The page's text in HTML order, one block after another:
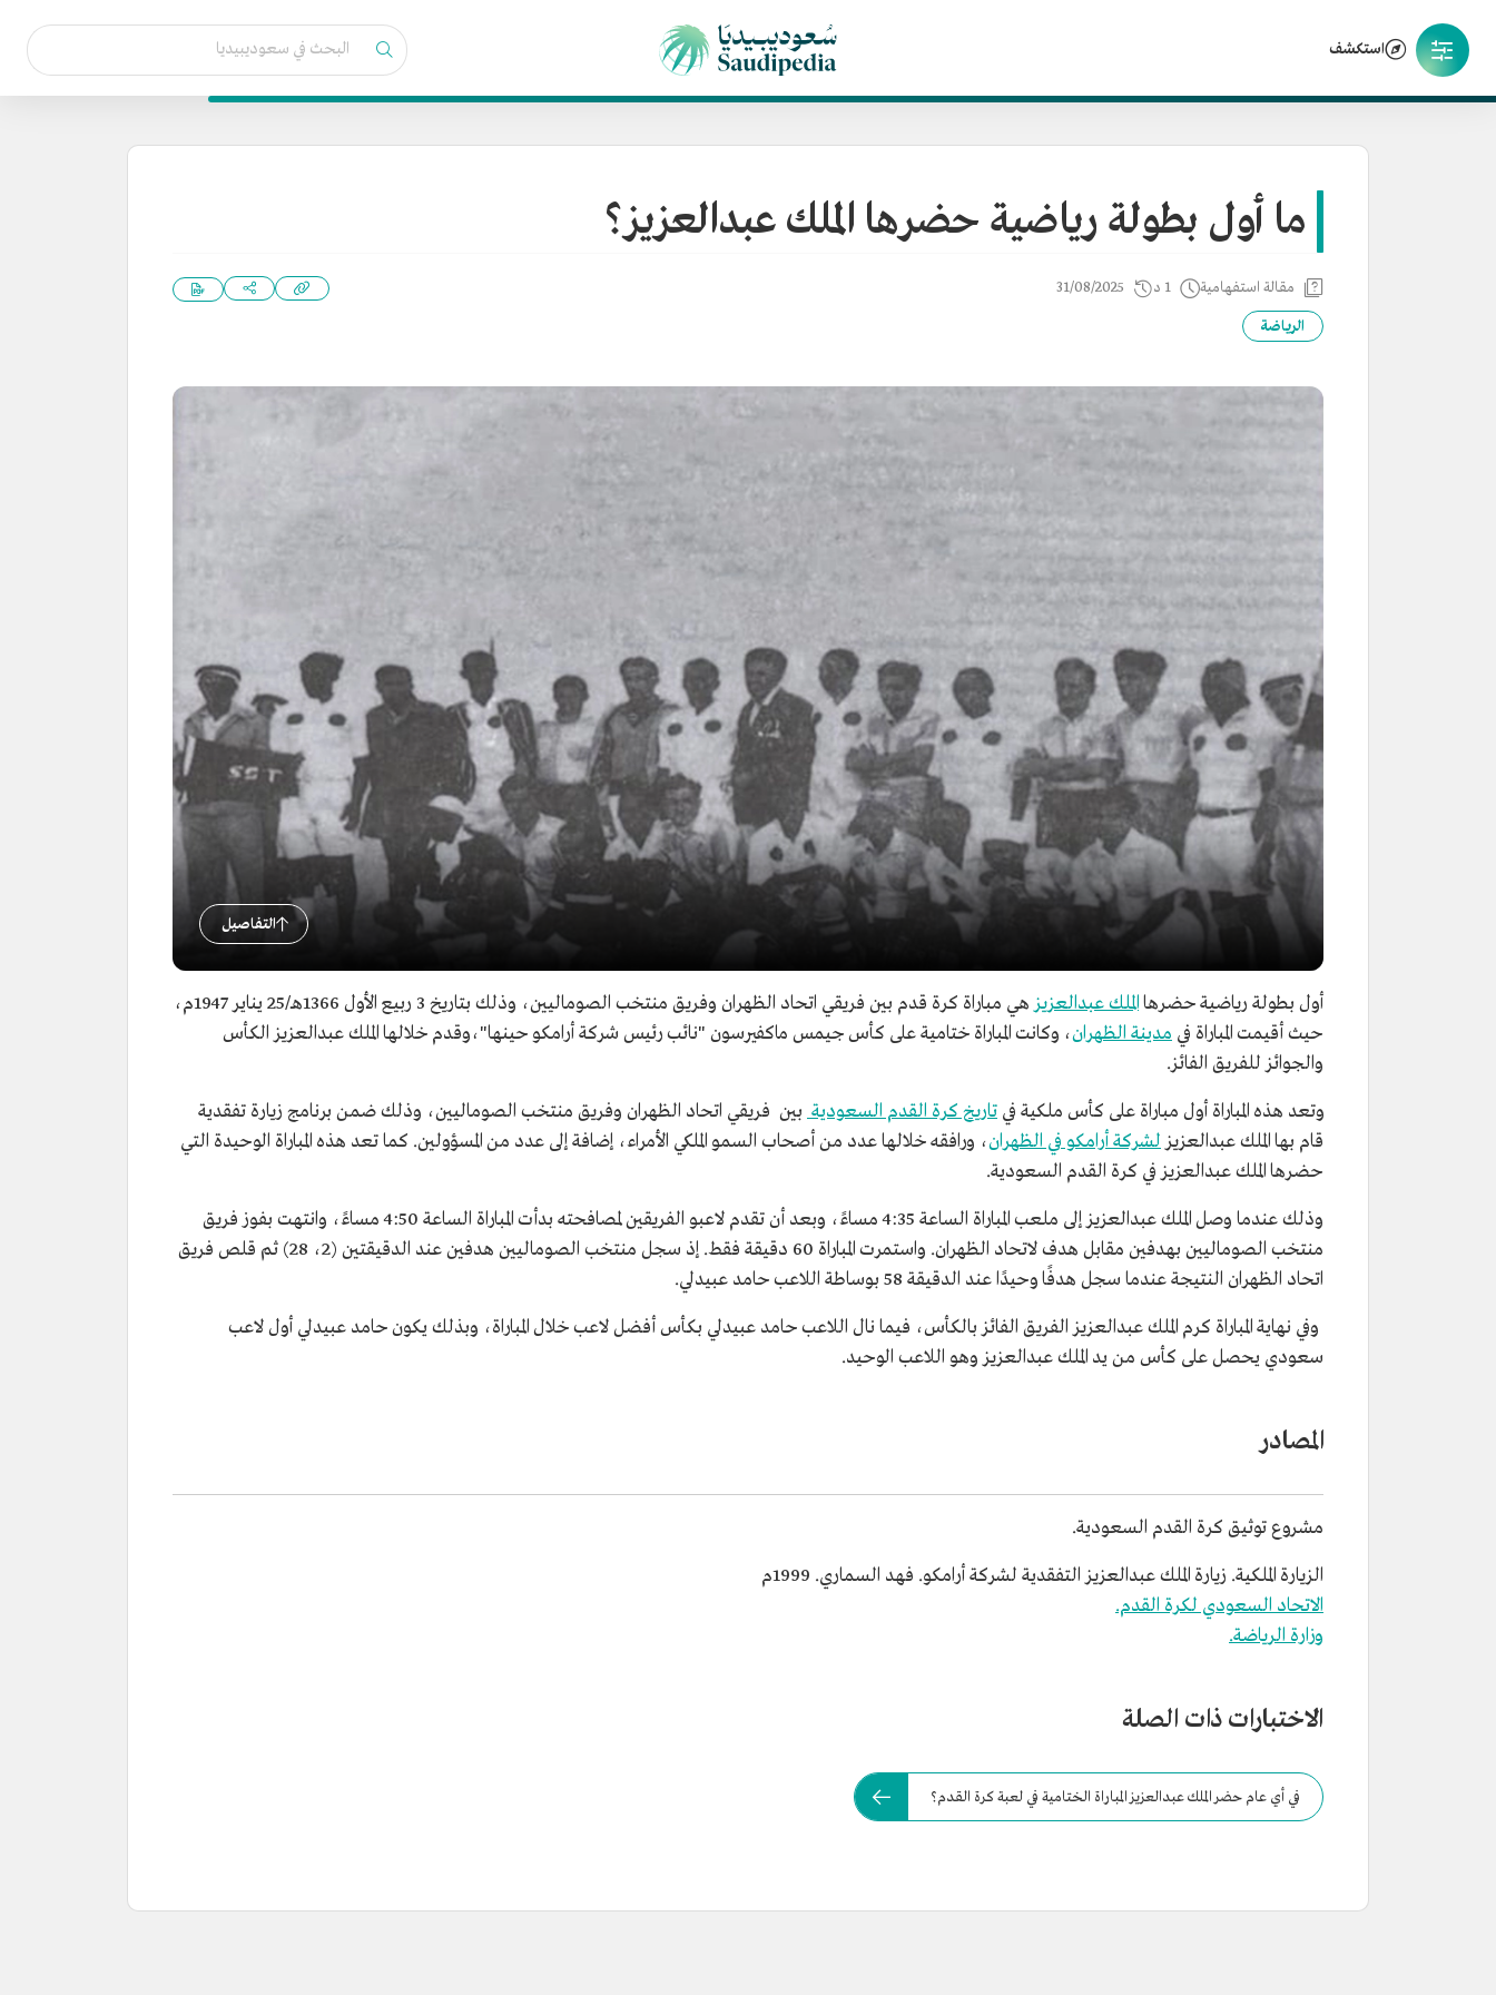
استكشف
ما أول بطولة رياضية حضرها الملك عبدالعزيز؟
مقالة استفهامية 1 د 31/08/2025
الرياضة
التفاصيل
أول بطولة رياضية حضرهاالملك عبدالعزيز
هي مباراة كرة قدم بين فريقي اتحاد الظهران وفريق منتخب الصوماليين، وذلك بتاريخ 3 ربيع الأول 1366هـ/25 يناير 1947م،
حيث أقيمت المباراة في مدينة الظهران، وكانت المباراة ختامية على كأس جيمس ماكفيرسون "نائب رئيس شركة أرامكو حينها"،وقدم خلالها الملك عبدالعزيز الكأس
والجوائز للفريق الفائز.
وتعد هذه المباراة أول مباراة على كأس ملكية في تاريخ كرة القدم السعودية بين فريقي اتحاد الظهران وفريق منتخب الصوماليين، وذلك ضمن برنامج زيارة تفقدية
قام بها الملك عبدالعزيز لشركة أرامكو في الظهران، ورافقه خلالها عدد من أصحاب السمو الملكي الأمراء، إضافة إلى عدد من المسؤولين. كما تعد هذه المباراة الوحيدة التي
حضرها الملك عبدالعزيز في كرة القدم السعودية.
وذلك عندما وصل الملك عبدالعزيز إلى ملعب المباراة الساعة 4:35 مساءً، وبعد أن تقدم لاعبو الفريقين لمصافحته بدأت المباراة الساعة 4:50 مساءً، وانتهت بفوز فريق
منتخب الصوماليين بهدفين مقابل هدف لاتحاد الظهران. واستمرت المباراة 60 دقيقة فقط. إذ سجل منتخب الصوماليين هدفين عند الدقيقتين (2، 28) ثم قلص فريق
اتحاد الظهران النتيجة عندما سجل هدفًا وحيدًا عند الدقيقة 58 بوساطة اللاعب حامد عبيدلي.
وفي نهاية المباراة كرم الملك عبدالعزيز الفريق الفائز بالكأس، فيما نال اللاعب حامد عبيدلي بكأس أفضل لاعب خلال المباراة، وبذلك يكون حامد عبيدلي أول لاعب
سعودي يحصل على كأس من يد الملك عبدالعزيز وهو اللاعب الوحيد.
المصادر
مشروع توثيق كرة القدم السعودية.
الزيارة الملكية. زيارة الملك عبدالعزيز التفقدية لشركة أرامكو. فهد السماري. 1999م
الاتحاد السعودي لكرة القدم.
وزارة الرياضة.
الاختبارات ذات الصلة
في أي عام حضر الملك عبدالعزيز المباراة الختامية في لعبة كرة القدم؟